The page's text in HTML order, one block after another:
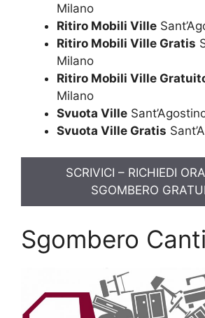
Milano
Ritiro Mobili Ville
Ritiro Mobili Ville Gratis
Milano
Ritiro Mobili Ville
Milano
Svuota Ville
Svuota Ville Gratis
SCRIVICI – RICHIEDI
SGOMBERO
Sgombero